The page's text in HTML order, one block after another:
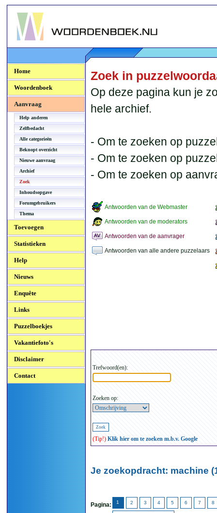
Woordenboek.NU
Home
Woordenboek
Aanvraag
Help anderen
Zelfbedacht
Alle categorieën
Beknopt overzicht
Nieuwe aanvraag
Archief
Zoek
Inhoudsopgave
Forumgebruikers
Thema
Toevoegen
Statistieken
Help
Nieuws
Enquête
Links
Puzzelboekjes
Vakantiefoto's
Disclaimer
Contact
Zoek in
Op deze pagina kun je
hele archief.
- Om te zoeken op
- Om te zoeken op
- Om te zoeken op
Antwoorden van de Webmaster
Antwoorden van de moderators
Antwoorden van de aanvrager
Antwoorden van alle andere puzzelaars
Trefwoord(en):
Zoeken op:
(Tip!) Klik hier om te zoeken m.b.v. Google
Je zoekopdracht: machine
Pagina: 1 2 3 4 5 6 7 8